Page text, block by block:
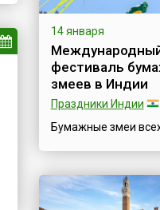
14 января
фестиваль
змеев в Индии
Праздники Индии
Бумажные змеи
сегодня в голубое
небо
несомненно, стали